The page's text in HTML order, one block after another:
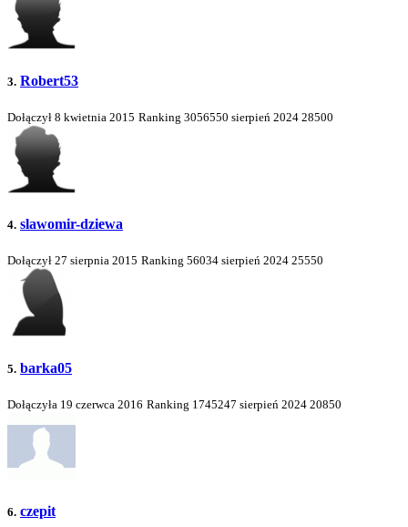
3. Robert53
Dołączył 8 kwietnia 2015 Ranking 3056550 sierpień 2024 28500
4. slawomir-dziewa
Dołączył 27 sierpnia 2015 Ranking 56034 sierpień 2024 25550
5. barka05
Dołączyła 19 czerwca 2016 Ranking 1745247 sierpień 2024 20850
6. czepit